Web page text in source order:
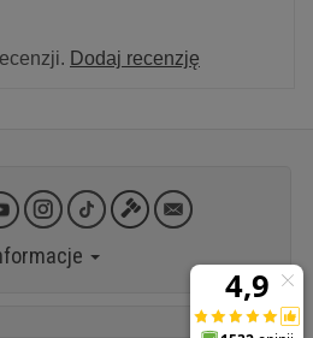
Dodaj recenzję